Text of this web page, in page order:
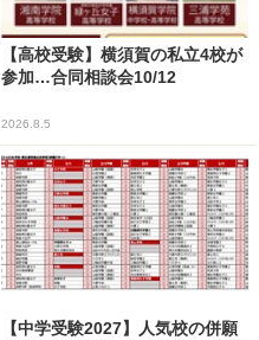
【高校受験】横須賀の私立4校が
参加…合同相談会10/12
2026.8.5
【中学受験2027】人気校の併願